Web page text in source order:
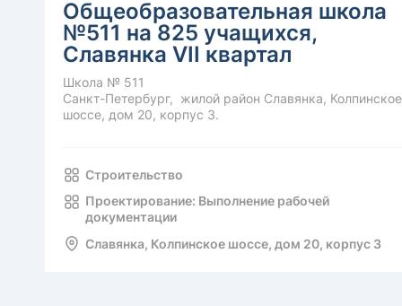
Общеобразовательная школа
№511 на 825 учащихся,
Славянка VII квартал
Школа № 511
Санкт-Петербург, жилой район Славянка, Колпинское
шоссе, дом 20, корпус 3.
Строительство
Проектирование: Выполнение рабочей
документации
Славянка, Колпинское шоссе, дом 20, корпус 3